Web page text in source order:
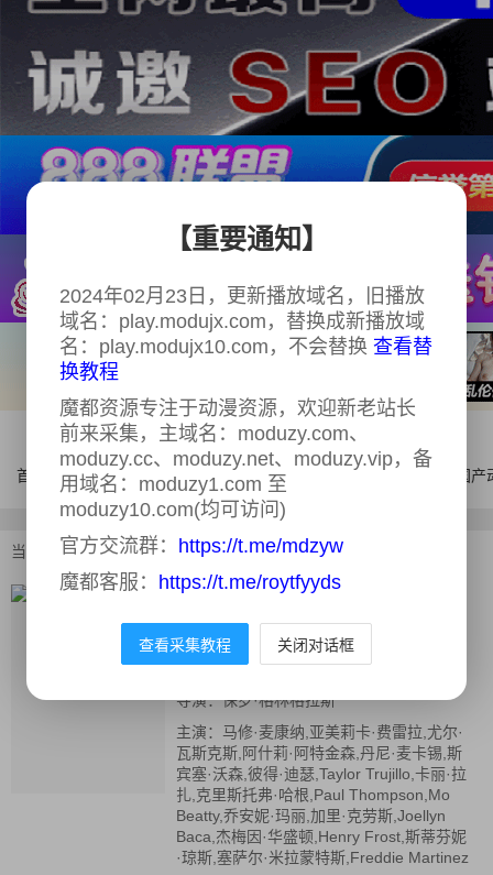
首页 电影 连续剧 AI漫剧 国
当前位置： 首页>电影 >火烧天堂镇
又名：Lost Bus,迷路的公车,火烧天堂镇
The Lost Bus
导演：保罗·格林格拉斯
主演： 马修·麦康纳,亚美莉卡·费雷拉,尤尔·
瓦斯克斯,阿什莉·阿特金森,丹尼·麦卡锡,斯
宾塞·沃森,彼得·迪瑟,Taylor Trujillo,卡丽·拉
扎,克里斯托弗·哈根,Paul Thompson,Mo
Beatty,乔安妮·玛丽,加里·克劳斯,Joellyn
Baca,杰梅因·华盛顿,Henry Frost,斯蒂芬妮
·琼斯,塞萨尔·米拉蒙特斯,Freddie Martinez
【重要通知】
2024年02月23日，更新播放域名，旧播放
域名：play.modujx.com，替换成新播放域
名：play.modujx10.com，不会替换 查看替
换教程
魔都资源专注于动漫资源，欢迎新老站长
前来采集，主域名：moduzy.com、
moduzy.cc、moduzy.net、moduzy.vip，备
用域名：moduzy1.com 至
moduzy10.com(均可访问)
官方交流群： https://t.me/mdzyw
魔都客服： https://t.me/roytfyyds
查看采集教程 关闭对话框